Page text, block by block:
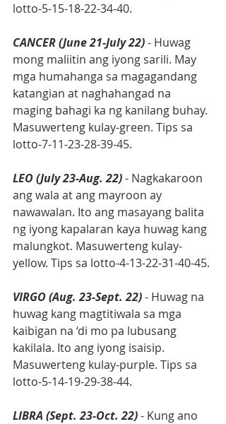
lotto-5-15-18-22-34-40.
CANCER (June 21-July 22) - Huwag
mong maliitin ang iyong sarili. May
mga humahanga sa magagandang
katangian at naghahangad na
maging bahagi ka ng kanilang buhay.
Masuwerteng kulay-green. Tips sa
lotto-7-11-23-28-39-45.
LEO (July 23-Aug. 22) - Nagkakaroon
ang wala at ang mayroon ay
nawawalan. Ito ang masayang balita
ng iyong kapalaran kaya huwag kang
malungkot. Masuwerteng kulay-
yellow. Tips sa lotto-4-13-22-31-40-45.
VIRGO (Aug. 23-Sept. 22) - Huwag na
huwag kang magtitiwala sa mga
kaibigan na ‘di mo pa lubusang
kakilala. Ito ang iyong isaisip.
Masuwerteng kulay-purple. Tips sa
lotto-5-14-19-29-38-44.
LIBRA (Sept. 23-Oct. 22) - Kung ano